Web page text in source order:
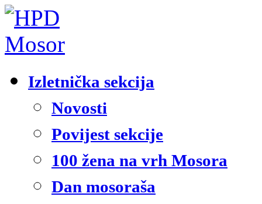
Izletnička sekcija
Novosti
Povijest sekcije
100 žena na vrh Mosora
Dan mosoraša